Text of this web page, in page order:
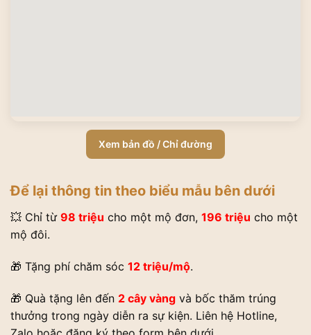
Xem bản đồ / Chỉ đường
Để lại thông tin theo biểu mẫu bên dưới
💥 Chỉ từ 98 triệu cho một mộ đơn, 196 triệu cho một
mộ đôi.
🎁 Tặng phí chăm sóc 12 triệu/mộ.
🎁 Quà tặng lên đến 2 cây vàng và bốc thăm trúng
thưởng trong ngày diễn ra sự kiện. Liên hệ Hotline,